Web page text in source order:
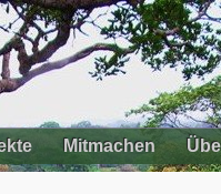
Mitmachen